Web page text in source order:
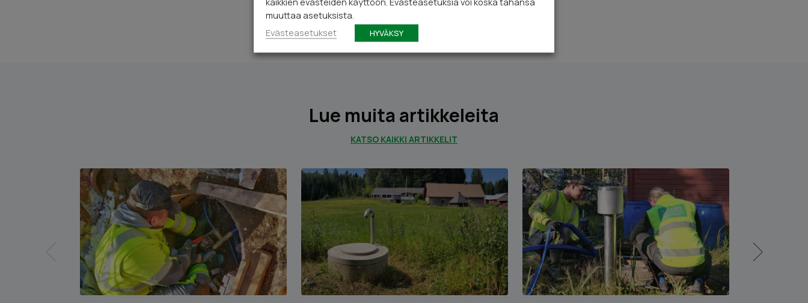
Lue muita artikkeleita
KATSO KAIKKI ARTIKKELIT
muuttaa asetuksista.
Evästeasetukset
HYVÄKSY